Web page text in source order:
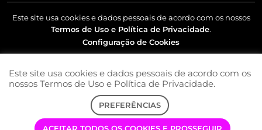
Este site usa cookies e dados pessoais de acordo com os nossos
Termos de Uso e Política de Privacidade.
Configuração de Cookies
Av Marquês de São Vicente, nº 230 – 18º andar – Barra Funda –
COPYRIGHT © 2022 | ANAMID | TODOS OS DIREITOS RESERVADOS
Este site usa cookies e dados pessoais de acordo com os
nossos Termos de Uso e Política de Privacidade.
PREFERÊNCIAS